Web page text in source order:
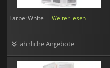
Farbe: White Weiter lesen
ähnliche Angebote